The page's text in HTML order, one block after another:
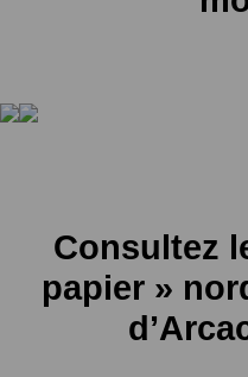
Consultez
papier »